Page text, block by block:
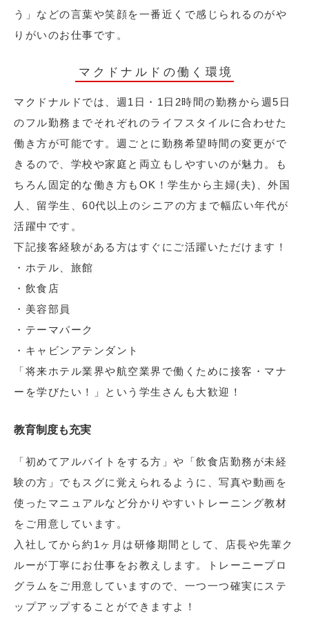
う」などの言葉や笑顔を一番近くで感じられるのがや
りがいのお仕事です。
マクドナルドの働く環境
マクドナルドでは、週1日・1日2時間の勤務から週5日
のフル勤務までそれぞれのライフスタイルに合わせた
働き方が可能です。週ごとに勤務希望時間の変更がで
きるので、学校や家庭と両立もしやすいのが魅力。も
ちろん固定的な働き方もOK！学生から主婦(夫)、外国
人、留学生、60代以上のシニアの方まで幅広い年代が
活躍中です。
下記接客経験がある方はすぐにご活躍いただけます！
・ホテル、旅館
・飲食店
・美容部員
・テーマパーク
・キャビンアテンダント
「将来ホテル業界や航空業界で働くために接客・マナ
ーを学びたい！」という学生さんも大歓迎！
教育制度も充実
「初めてアルバイトをする方」や「飲食店勤務が未経
験の方」でもスグに覚えられるように、写真や動画を
使ったマニュアルなど分かりやすいトレーニング教材
をご用意しています。
入社してから約1ヶ月は研修期間として、店長や先輩ク
ルーが丁寧にお仕事をお教えします。トレーニープロ
グラムをご用意していますので、一つ一つ確実にステ
ップアップすることができますよ！